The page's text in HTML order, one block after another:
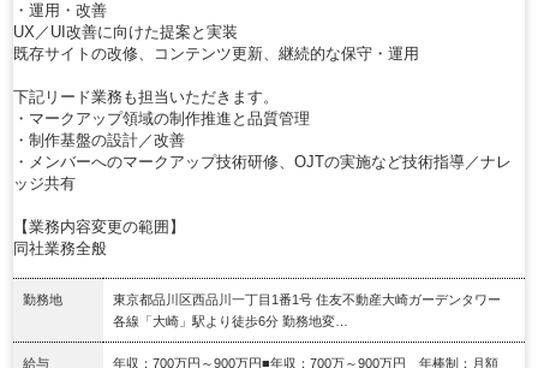
・運用・改善
UX／UI改善に向けた提案と実装
既存サイトの改修、コンテンツ更新、継続的な保守・運用
下記リード業務も担当いただきます。
・マークアップ領域の制作推進と品質管理
・制作基盤の設計／改善
・メンバーへのマークアップ技術研修、OJTの実施など技術指導／ナレ
ッジ共有
【業務内容変更の範囲】
同社業務全般
勤務地
東京都品川区西品川一丁目1番1号 住友不動産大崎ガーデンタワー
各線「大崎」駅より徒歩6分 勤務地変…
給与
年収：700万円～900万円■年収：700万～900万円 年棒制：月額